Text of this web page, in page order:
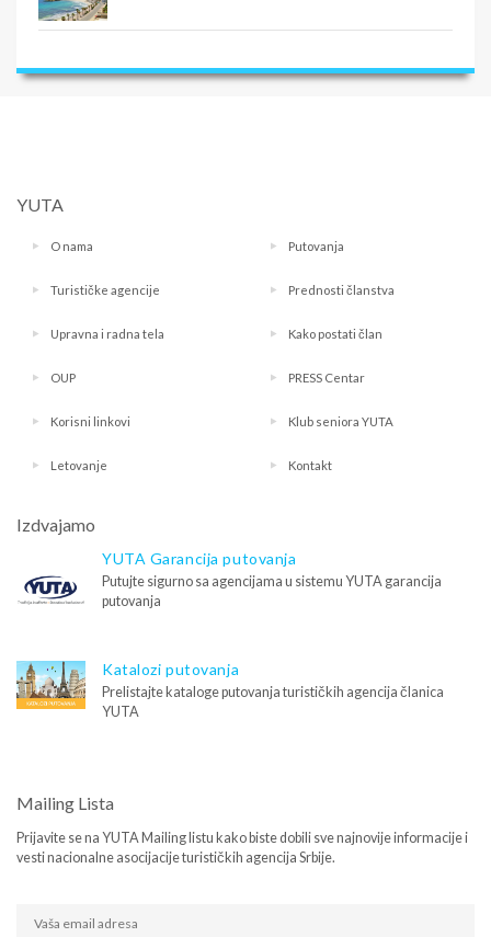
YUTA
O nama Putovanja
Turističke agencije Prednosti članstva
Upravna i radna tela Kako postati član
OUP PRESS Centar
Korisni linkovi Klub seniora YUTA
Letovanje Kontakt
Izdvajamo
YUTA Garancija putovanja
Putujte sigurno sa agencijama u sistemu YUTA garancija
putovanja
Katalozi putovanja
Prelistajte kataloge putovanja turističkih agencija članica
YUTA
Mailing Lista
Prijavite se na YUTA Mailing listu kako biste dobili sve najnovije informacije i
vesti nacionalne asocijacije turističkih agencija Srbije.